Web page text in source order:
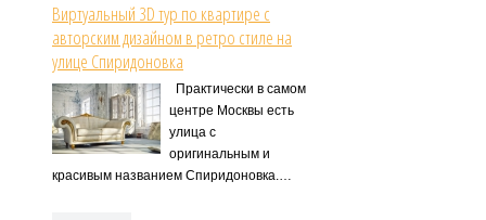
Виртуальный 3D тур по квартире с
авторским дизайном в ретро стиле на
улице Спиридоновка
Практически в самом
центре Москвы есть
улица с
оригинальным и
красивым названием Спиридоновка.…